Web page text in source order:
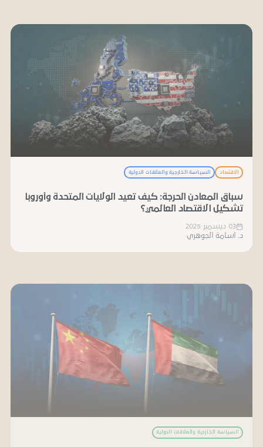
الاقتصاد السياسة الخارجية والعلاقات الدولية
سباق المعادن الحرجة: كيف تعيد الولايات المتحدة وأوروبا
تشكيل الاقتصاد العالمي؟
03 ديسمبر 2025
د. أسامة الجوهري
السياسة الخارجية والعلاقات الدولية